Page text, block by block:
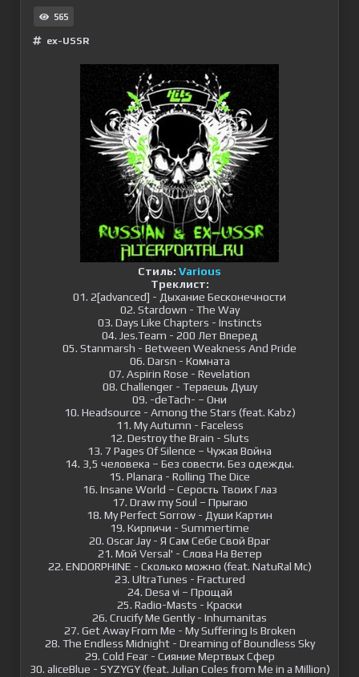
565
ex-USSR
Стиль: Various
Треклист:
01. 2[advanced] - Дыхание Бесконечности
02. Stardown - The Way
03. Days Like Chapters - Instincts
04. Jes.Team - 200 Лет Вперед
05. Stanmarsh - Between Weakness And Pride
06. Darsn - Комната
07. Aspirin Rose - Revelation
08. Challenger - Теряешь Душу
09. -deTach- – Они
10. Headsource - Among the Stars (feat. Kabz)
11. My Autumn - Faceless
12. Destroy the Brain - Sluts
13. 7 Pages Of Silence – Чужая Война
14. 3,5 человека – Без совести. Без одежды.
15. Planara - Rolling The Dice
16. Insane World – Серость Твоих Глаз
17. Draw my Soul – Прыгаю
18. My Perfect Sorrow - Души Картин
19. Кирпичи - Summertime
20. Oscar Jay - Я Сам Себе Свой Враг
21. Мой Versal' - Слова На Ветер
22. ENDORPHINE - Сколько можно (feat. NatuRal Mc)
23. UltraTunes - Fractured
24. Desa vi – Прощай
25. Radio-Masts - Краски
26. Crucify Me Gently - Inhumanitas
27. Get Away From Mе - My Suffering Is Broken
28. The Endless Midnight - Dreaming of Boundless Sky
29. Cold Fear - Сияние Мертвых Сфер
30. aliceBlue - SYZYGY (feat. Julian Coles from Me in a Million)